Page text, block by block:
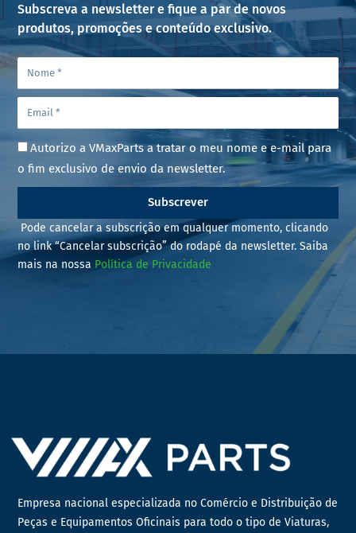
Subscreva a newsletter e fique a par de novos
produtos, promoções e conteúdo exclusivo.
Autorizo a VMaxParts a tratar o meu nome e e-mail para
o fim exclusivo de envio da newsletter.
Subscrever
Pode cancelar a subscrição em qualquer momento, clicando
no link “Cancelar subscrição” do rodapé da newsletter. Saiba
mais na nossa Política de Privacidade
Empresa nacional especializada no Comércio e Distribuição de
Peças e Equipamentos Oficinais para todo o tipo de Viaturas,